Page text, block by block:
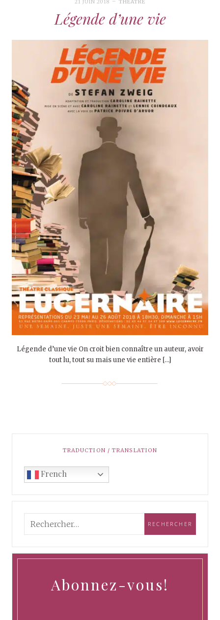
21 JUIN 2018 THÉÂTRE
Légende d’une vie
Légende d’une vie On croit bien connaître un auteur, avoir
tout lu, tout su mais une vie entière […]
TRADUCTION / TRANSLATION
French
Abonnez-vous!